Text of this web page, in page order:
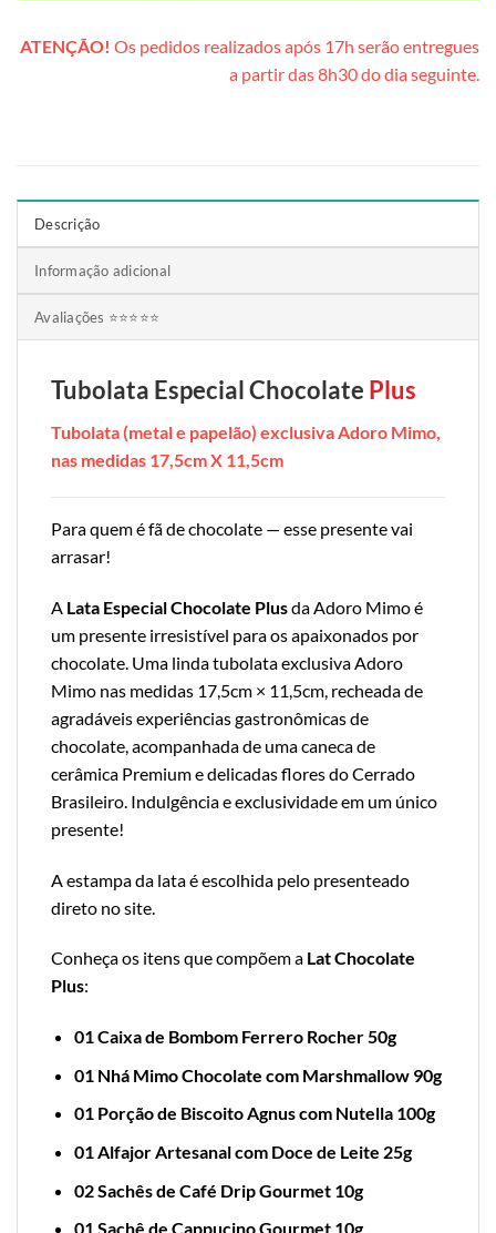
ATENÇÃO! Os pedidos realizados após 17h serão entregues
a partir das 8h30 do dia seguinte.
Descrição
Informação adicional
Avaliações ⭐⭐⭐⭐⭐
Tubolata Especial Chocolate Plus
Tubolata (metal e papelão) exclusiva Adoro Mimo,
nas medidas 17,5cm X 11,5cm
Para quem é fã de chocolate — esse presente vai
arrasar!
A Lata Especial Chocolate Plusda Adoro Mimo é
um presente irresistível para os apaixonados por
chocolate. Uma linda tubolata exclusiva Adoro
Mimo nas medidas 17,5cm × 11,5cm, recheada de
agradáveis experiências gastronômicas de
chocolate, acompanhada de uma caneca de
cerâmica Premium e delicadas flores do Cerrado
Brasileiro. Indulgência e exclusividade em um único
presente!
A estampa da lata é escolhida pelo presenteado
direto no site.
Conheça os itens que compõem a Lat Chocolate
Plus:
01 Caixa de Bombom Ferrero Rocher 50g
01 Nhá Mimo Chocolate com Marshmallow 90g
01 Porção de Biscoito Agnus com Nutella 100g
01 Alfajor Artesanal com Doce de Leite 25g
02 Sachês de Café Drip Gourmet 10g
01 Sachê de Cappucino Gourmet 10g